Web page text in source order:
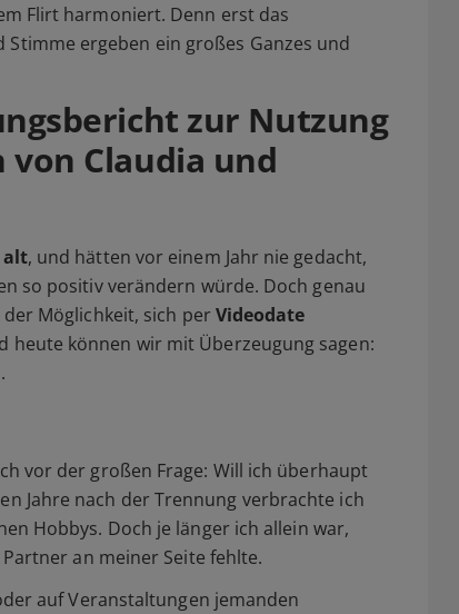
Flirt harmoniert. Denn erst das
ergeben ein großes Ganzes und
zur Nutzung
Claudia und
alt, und hätten vor einem Jahr nie gedacht,
so positiv verändern würde. Doch genau
Möglichkeit, sich per Videodate
heute können wir mit Überzeugung sagen:
vor der großen Frage: Will ich überhaupt
Jahre nach der Trennung verbrachte ich
Hobbys. Doch je länger ich allein war,
an meiner Seite fehlte.
auf Veranstaltungen jemanden